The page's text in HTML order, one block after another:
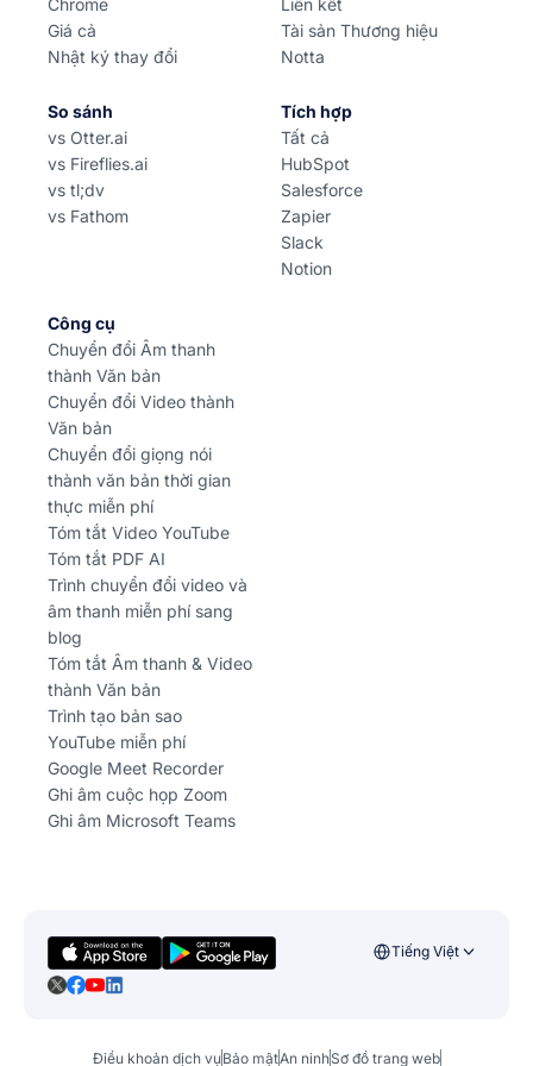
Giá cả
Nhật ký thay đổi
Tài sản Thương hiệu
Notta
So sánh
vs Otter.ai
vs Fireflies.ai
vs tl;dv
vs Fathom
Tích hợp
Tất cả
HubSpot
Salesforce
Zapier
Slack
Notion
Công cụ
Chuyển đổi Âm thanh
thành Văn bản
Chuyển đổi Video thành
Văn bản
Chuyển đổi giọng nói
thành văn bản thời gian
thực miễn phí
Tóm tắt Video YouTube
Tóm tắt PDF AI
Trình chuyển đổi video và
âm thanh miễn phí sang
blog
Tóm tắt Âm thanh & Video
thành Văn bản
Trình tạo bản sao
YouTube miễn phí
Google Meet Recorder
Ghi âm cuộc họp Zoom
Ghi âm Microsoft Teams
Tiếng Việt
Điều khoản dịch vụBảo mậtAn ninhSơ đồ trang web